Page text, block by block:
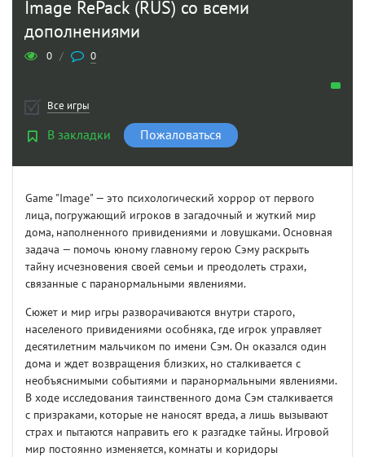
Image RePack (RUS) со всеми
дополнениями
0 / 0
Все игры
В закладки Пожаловаться
Game "Image" — это психологический хоррор от первого
лица, погружающий игроков в загадочный и жуткий мир
дома, наполненного привидениями и ловушками. Основная
задача — помочь юному главному герою Сэму раскрыть
тайну исчезновения своей семьи и преодолеть страхи,
связанные с паранормальными явлениями.
Сюжет и мир игры разворачиваются внутри старого,
населеного привидениями особняка, где игрок управляет
десятилетним мальчиком по имени Сэм. Он оказался один
дома и ждет возвращения близких, но сталкивается с
необъяснимыми событиями и паранормальными явлениями.
В ходе исследования таинственного дома Сэм сталкивается
с призраками, которые не наносят вреда, а лишь вызывают
страх и пытаются направить его к разгадке тайны. Игровой
мир постоянно изменяется, комнаты и коридоры